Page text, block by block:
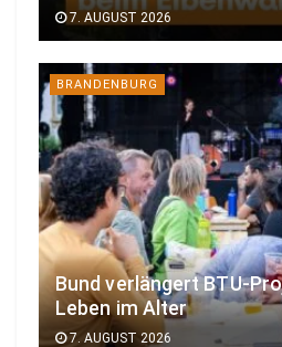
7. AUGUST 2026
BRANDENBURG
Bund verlängert BTU-
Leben im Alter
7. AUGUST 2026